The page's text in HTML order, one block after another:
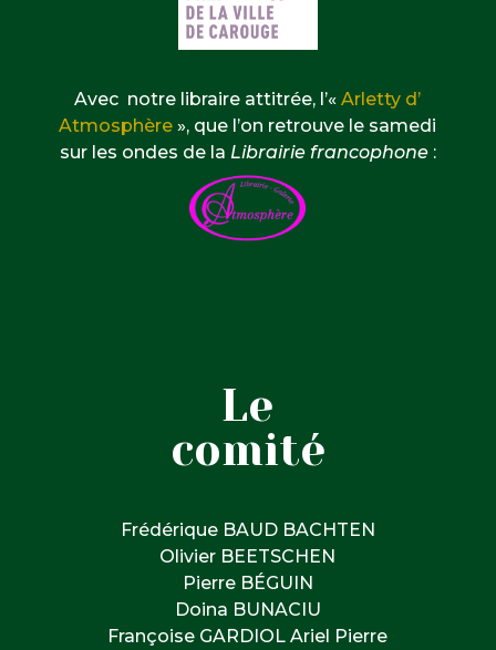
Avec notre libraire attitrée, l’«Arletty d’
Atmosphère », que l’on retrouve le samedi
sur les ondes de la Librairie francophone:
Le
comité
Frédérique BAUD BACHTEN
Olivier BEETSCHEN
Pierre BÉGUIN
Doina BUNACIU
Françoise GARDIOL Ariel Pierre